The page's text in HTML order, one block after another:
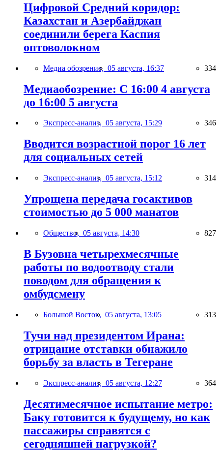
Цифровой Средний коридор:
Казахстан и Азербайджан
соединили берега Каспия
оптоволокном
Медиа обозрение, 05 августа, 16:37 334
Медиаобозрение: С 16:00 4 августа
до 16:00 5 августа
Экспресс-анализ, 05 августа, 15:29 346
Вводится возрастной порог 16 лет
для социальных сетей
Экспресс-анализ, 05 августа, 15:12 314
Упрощена передача госактивов
стоимостью до 5 000 манатов
Общество, 05 августа, 14:30 827
В Бузовна четырехмесячные
работы по водоотводу стали
поводом для обращения к
омбудсмену
Большой Восток, 05 августа, 13:05 313
Тучи над президентом Ирана:
отрицание отставки обнажило
борьбу за власть в Тегеране
Экспресс-анализ, 05 августа, 12:27 364
Десятимесячное испытание метро:
Баку готовится к будущему, но как
пассажиры справятся с
сегодняшней нагрузкой?